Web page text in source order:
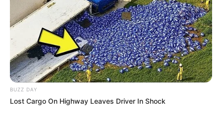
BUZZ DAY
Lost Cargo On Highway Leaves Driver In Shock